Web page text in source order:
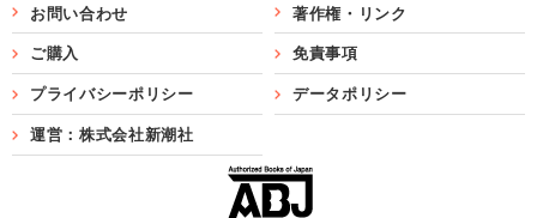
お問い合わせ 著作権・リンク
ご購入 免責事項
プライバシーポリシー データポリシー
運営：株式会社新潮社